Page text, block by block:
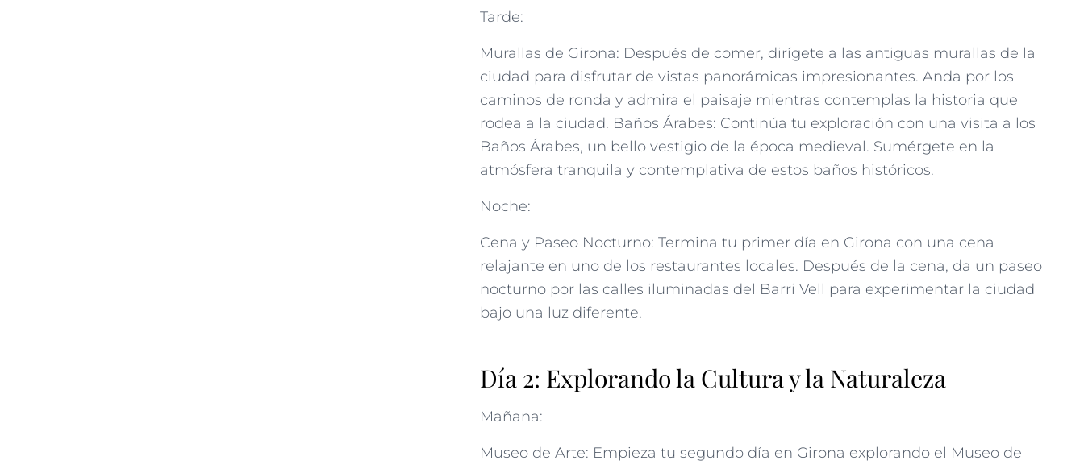
Tarde:
Murallas de Girona: Después de comer, dirígete a las antiguas murallas de la
ciudad para disfrutar de vistas panorámicas impresionantes. Anda por los
caminos de ronda y admira el paisaje mientras contemplas la historia que
rodea a la ciudad. Baños Árabes: Continúa tu exploración con una visita a los
Baños Árabes, un bello vestigio de la época medieval. Sumérgete en la
atmósfera tranquila y contemplativa de estos baños históricos.
Noche:
Cena y Paseo Nocturno: Termina tu primer día en Girona con una cena
relajante en uno de los restaurantes locales. Después de la cena, da un paseo
nocturno por las calles iluminadas del Barri Vell para experimentar la ciudad
bajo una luz diferente.
Día 2: Explorando la Cultura y la Naturaleza
Mañana:
Museo de Arte: Empieza tu segundo día en Girona explorando el Museo de